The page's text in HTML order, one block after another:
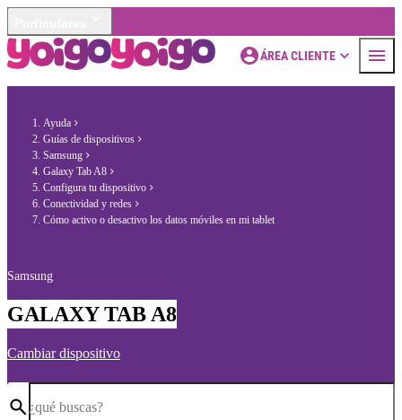
ÁREA CLIENTE
Ayuda
Guías de dispositivos
Samsung
Galaxy Tab A8
Configura tu dispositivo
Conectividad y redes
Cómo activo o desactivo los datos móviles en mi tablet
Samsung
GALAXY TAB A8
Cambiar dispositivo
¿qué buscas?